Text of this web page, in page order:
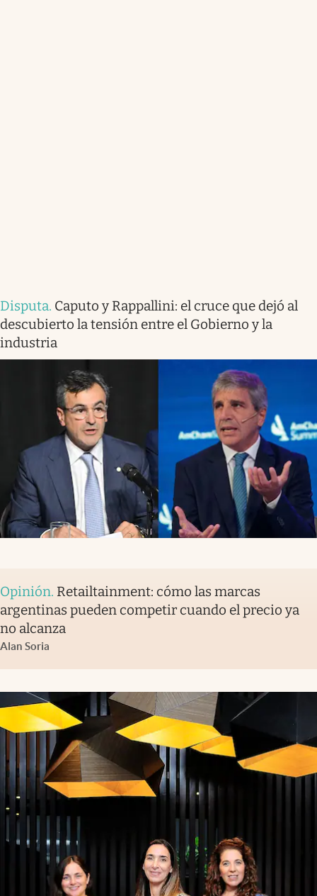
Disputa. Caputo y Rappallini: el cruce que dejó al
descubierto la tensión entre el Gobierno y la
industria
Opinión. Retailtainment: cómo las marcas
argentinas pueden competir cuando el precio ya
no alcanza
Alan Soria